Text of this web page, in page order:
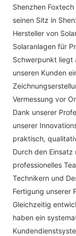
Shenzhen
seinen Sitz in
Hersteller von
Solaranlagen für
Schwerpunkt liegt
unseren Kunden
Vermessung vor
Dank unserer
unserer
praktisch,
Durch den
professionelles
Technikern und
Fertigung unserer
Gleichzeitig
haben ein